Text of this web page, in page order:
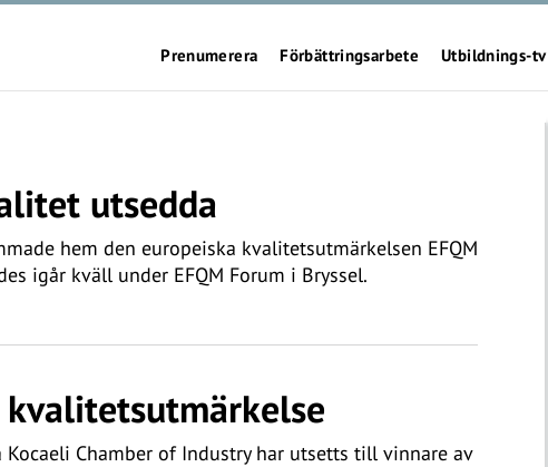
Prenumerera Förbättringsarbete Utbildnings-tv
utsedda
hem den europeiska kvalitetsutmärkelsen EFQM
igår kväll under EFQM Forum i Bryssel.
Chamber of Industry har utsetts till vinnare av